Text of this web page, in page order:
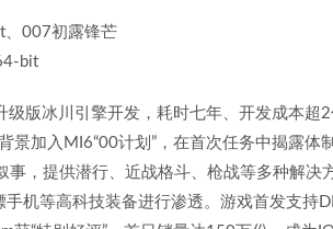
、007初露锋芒
bit
级版冰川引擎开发，耗时七年、开发成本超
景加入MI6“00计划”，在首次任务中揭露
事，提供潜行、近战格斗、枪战等多种解决
机等高科技装备进行渗透。游戏首发支持